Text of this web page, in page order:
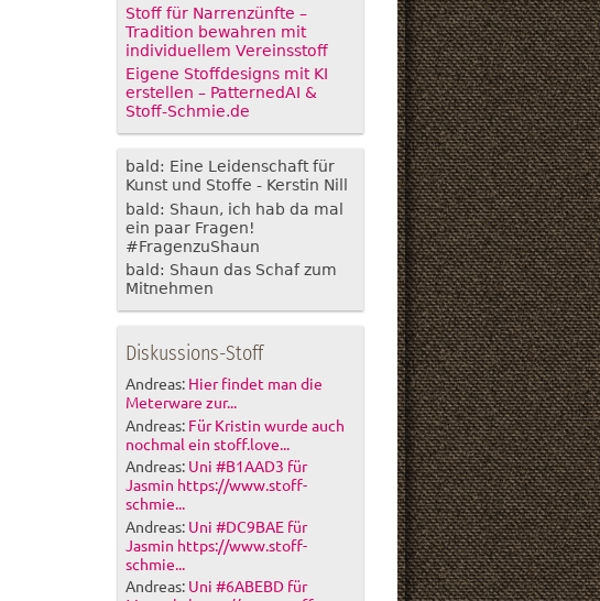
Stoff für Narrenzünfte –
Tradition bewahren mit
individuellem Vereinsstoff
Eigene Stoffdesigns mit KI
erstellen – PatternedAI &
Stoff-Schmie.de
bald: Eine Leidenschaft für
Kunst und Stoffe - Kerstin Nill
bald: Shaun, ich hab da mal
ein paar Fragen!
#FragenzuShaun
bald: Shaun das Schaf zum
Mitnehmen
Diskussions-Stoff
Andreas: Hier findet man die
Meterware zur...
Andreas: Für Kristin wurde auch
nochmal ein stoff.love...
Andreas: Uni #B1AAD3 für
Jasmin https://www.stoff-
schmie...
Andreas: Uni #DC9BAE für
Jasmin https://www.stoff-
schmie...
Andreas: Uni #6ABEBD für